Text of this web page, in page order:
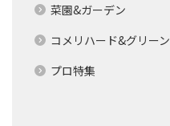
菜園&ガーデン
コメリハード&グリーン
プロ特集